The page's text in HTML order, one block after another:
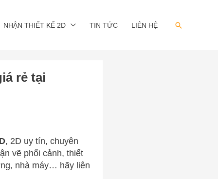
NHẬN THIẾT KẾ 2D TIN TỨC LIÊN HỆ Search
rẻ tại
, 2D uy tín, chuyên
vẽ phối cảnh, thiết
nhà máy… hãy liên